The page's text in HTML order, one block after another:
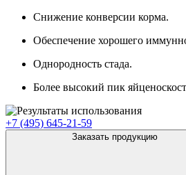
Снижение конверсии корма.
Обеспечение хорошего
Однородность стада.
Более высокий пик
+7 (495) 645-21-59
Заказать продукцию